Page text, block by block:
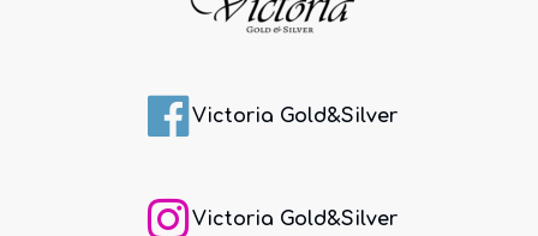
Victoria Gold&Silver
Victoria Gold&Silver